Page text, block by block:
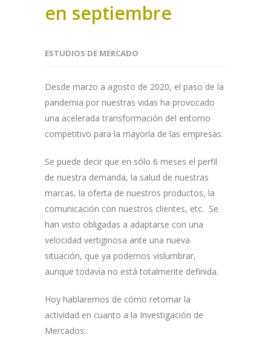
en septiembre
ESTUDIOS DE MERCADO
Desde marzo a agosto de 2020, el paso de la
pandemia por nuestras vidas ha provocado
una acelerada transformación del entorno
competitivo para la mayoría de las empresas.
Se puede decir que en sólo 6 meses el perfil
de nuestra demanda, la salud de nuestras
marcas, la oferta de nuestros productos, la
comunicación con nuestros clientes, etc. Se
han visto obligadas a adaptarse con una
velocidad vertiginosa ante una nueva
situación, que ya podemos vislumbrar,
aunque todavía no está totalmente definida.
Hoy hablaremos de cómo retomar la
actividad en cuanto a la Investigación de
Mercados: